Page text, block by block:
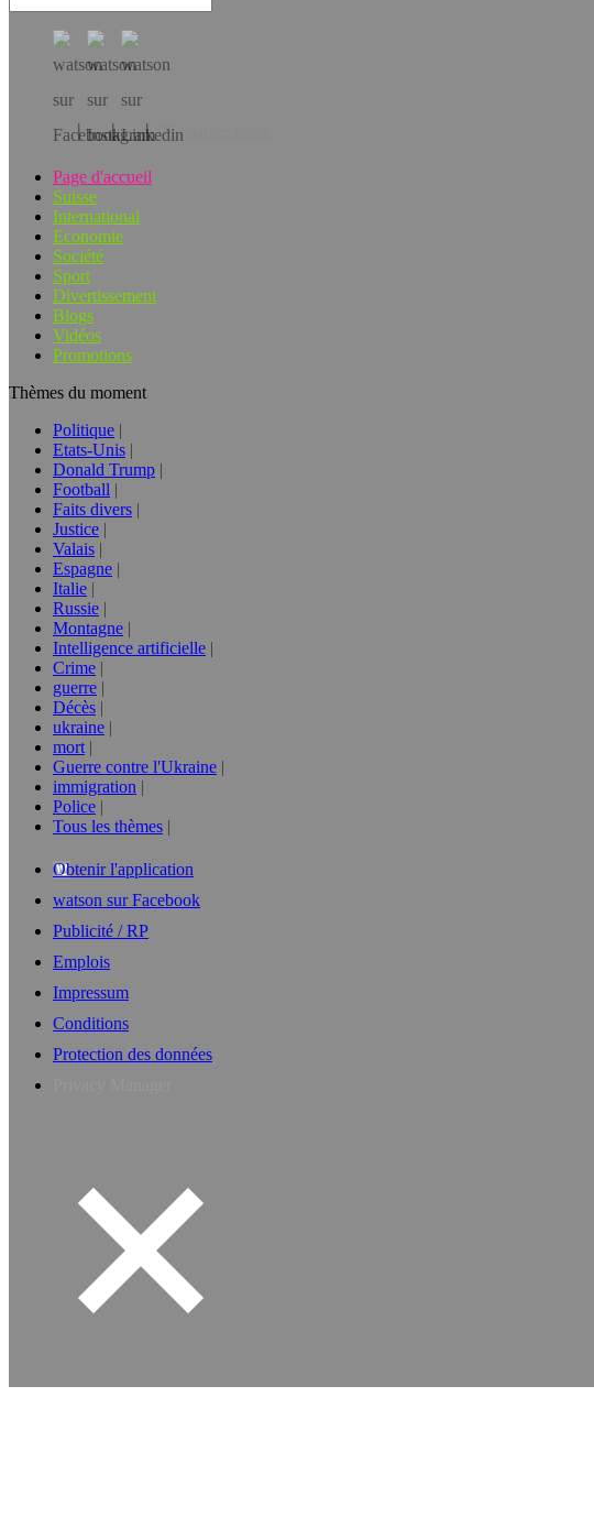
Téléchargez l’app!
Page d'accueil
Suisse
International
Economie
Société
Sport
Divertissement
Blogs
Vidéos
Promotions
Thèmes du moment
Politique
Etats-Unis
Donald Trump
Football
Faits divers
Justice
Valais
Espagne
Italie
Russie
Montagne
Intelligence artificielle
Crime
guerre
Décès
ukraine
mort
Guerre contre l'Ukraine
immigration
Police
Tous les thèmes
Obtenir l'application
watson sur Facebook
Publicité / RP
Emplois
Impressum
Conditions
Protection des données